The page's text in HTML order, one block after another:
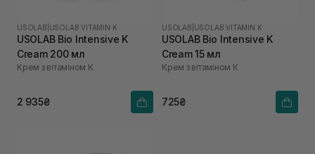
USOLAB USOLAB VITAMIN K
USOLAB Bio Intensive K
Cream 200 мл
Крем з вітаміном К
2 935₴
USOLAB USOLAB VITAMIN K
USOLAB Bio Intensive K
Cream 15 мл
Крем з вітаміном К
725₴